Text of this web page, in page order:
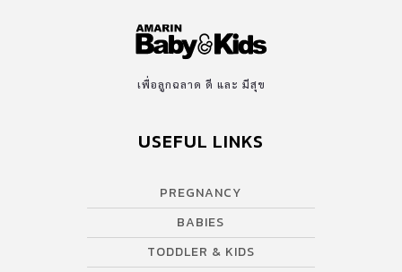
เพื่อลูกฉลาด ดี และ มีสุข
USEFUL LINKS
PREGNANCY
BABIES
TODDLER & KIDS